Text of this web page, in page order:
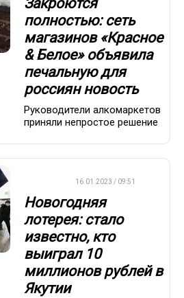
полностью: сеть
магазинов «Красное
& Белое» объявила
печальную для
россиян новость
Руководители алкомаркетов
приняли непростое решение
16.01.2023 / 09:51
Новогодняя
лотерея: стало
известно, кто
выиграл 10
миллионов рублей в
Якутии